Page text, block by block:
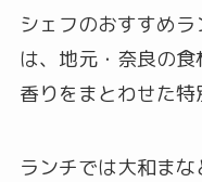
シェフのおすすめ
は、地元・奈良の
香りをまとわせた特
ランチでは大和ま